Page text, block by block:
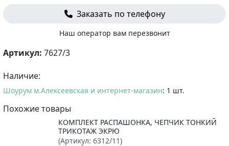
Заказать по телефону
Наш оператор вам перезвонит
Артикул: 7627/3
Наличие:
Шоурум м.Алексеевская и интернет-магазин: 1 шт.
Похожие товары
КОМПЛЕКТ РАСПАШОНКА, ЧЕПЧИК ТОНКИЙ
ТРИКОТАЖ ЭКРЮ
(Артикул: 6312/11)